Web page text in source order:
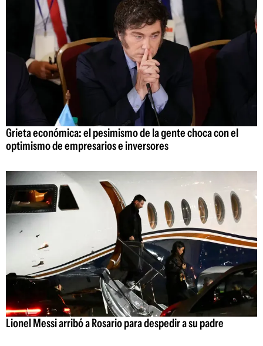
Grieta económica: el pesimismo de la gente choca con el
optimismo de empresarios e inversores
Lionel Messi arribó a Rosario para despedir a su padre